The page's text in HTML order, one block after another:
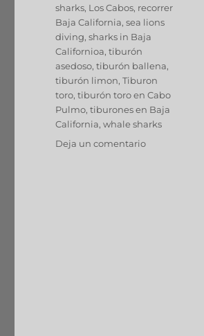
sharks, Los Cabos, recorrer
Baja California,sea lions
diving,sharks in Baja
Californioa,tiburón
asedoso,tiburón ballena,
tiburón limon,Tiburon
toro,tiburón toro en Cabo
Pulmo,tiburones en Baja
California,whale sharks
Deja un comentario